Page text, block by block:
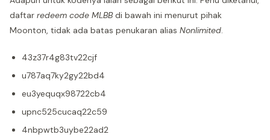
daftar redeem code MLBBdi bawah ini menurut pihak
Moonton, tidak ada batas penukaran alias Nonlimited.
43z37r4g83tv22cjf
u787aq7ky2gy22bd4
eu3yequqx98722cb4
upnc525cucaq22c59
4nbpwtb3uybe22ad2